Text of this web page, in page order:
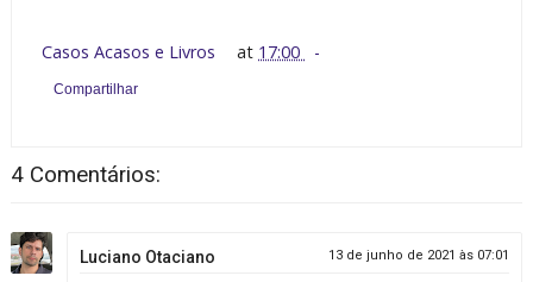
Casos Acasos e Livros at 17:00
Compartilhar
4 Comentários:
Luciano Otaciano 13 de junho de 2021 às 07:01